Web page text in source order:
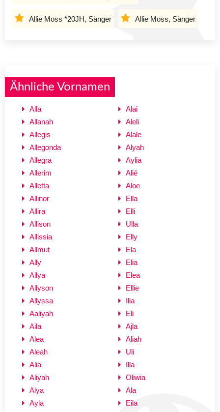
Allie Moss *20JH, Sänger Allie Moss, Sänger
Ähnliche Vornamen
Alla
Allanah
Allegis
Allegonda
Allegra
Allerim
Alletta
Allinor
Allira
Allison
Allissia
Allmut
Ally
Allya
Allyson
Allyssa
Aaliyah
Aila
Alea
Aleah
Alia
Aliyah
Alya
Ayla
Alai
Aleli
Alale
Alyah
Aylia
Alié
Aloe
Ella
Elli
Ulla
Elly
Ela
Elia
Elea
Ellie
Ilia
Eli
Ajla
Aliah
Uli
Illa
Oliwia
Ala
Eila